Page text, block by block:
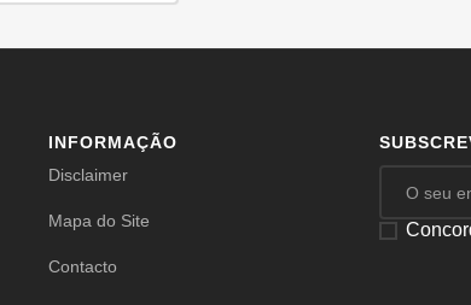
INFORMAÇÃO
Disclaimer
Mapa do Site
Contacto